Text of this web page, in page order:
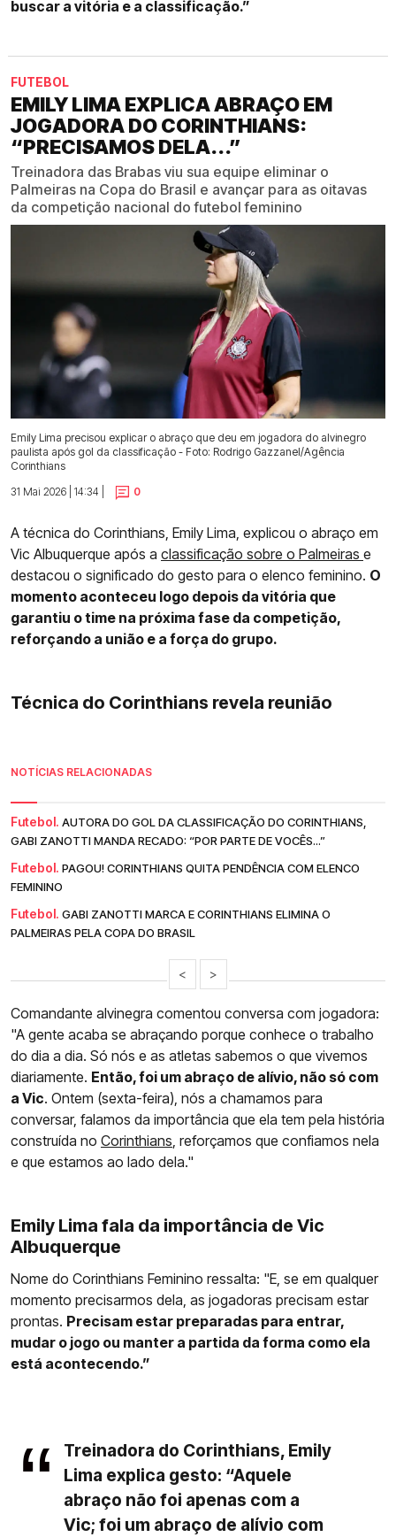
buscar a vitória e a classificação.”
FUTEBOL
EMILY LIMA EXPLICA ABRAÇO EM
JOGADORA DO CORINTHIANS:
“PRECISAMOS DELA...”
Treinadora das Brabas viu sua equipe eliminar o
Palmeiras na Copa do Brasil e avançar para as oitavas
da competição nacional do futebol feminino
Emily Lima precisou explicar o abraço que deu em jogadora do alvinegro
paulista após gol da classificação - Foto: Rodrigo Gazzanel/Agência
Corinthians
31 Mai 2026 | 14:34 |
0
A técnica do Corinthians, Emily Lima, explicou o abraço em
Vic Albuquerque após a classificação sobre o Palmeiras e
destacou o significado do gesto para o elenco feminino. O
momento aconteceu logo depois da vitória que
garantiu o time na próxima fase da competição,
reforçando a união e a força do grupo.
Técnica do Corinthians revela reunião
NOTÍCIAS RELACIONADAS
Futebol. AUTORA DO GOL DA CLASSIFICAÇÃO DO CORINTHIANS,
GABI ZANOTTI MANDA RECADO: “POR PARTE DE VOCÊS...”
Futebol. PAGOU! CORINTHIANS QUITA PENDÊNCIA COM ELENCO
FEMININO
Futebol. GABI ZANOTTI MARCA E CORINTHIANS ELIMINA O
PALMEIRAS PELA COPA DO BRASIL
< >
Comandante alvinegra comentou conversa com jogadora:
"A gente acaba se abraçando porque conhece o trabalho
do dia a dia. Só nós e as atletas sabemos o que vivemos
diariamente. Então, foi um abraço de alívio, não só com
a Vic. Ontem (sexta-feira), nós a chamamos para
conversar, falamos da importância que ela tem pela história
construída no Corinthians , reforçamos que confiamos nela
e que estamos ao lado dela."
Emily Lima fala da importância de Vic
Albuquerque
Nome do Corinthians Feminino ressalta: "E, se em qualquer
momento precisarmos dela, as jogadoras precisam estar
prontas. Precisam estar preparadas para entrar,
mudar o jogo ou manter a partida da forma como ela
está acontecendo.”
Treinadora do Corinthians, Emily
Lima explica gesto: “Aquele
abraço não foi apenas com a
Vic; foi um abraço de alívio com